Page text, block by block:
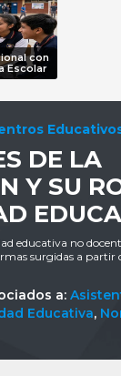
con
Escolar
DE LA
Y SU
educativa no
surgidas a partir
a:
Educativa,